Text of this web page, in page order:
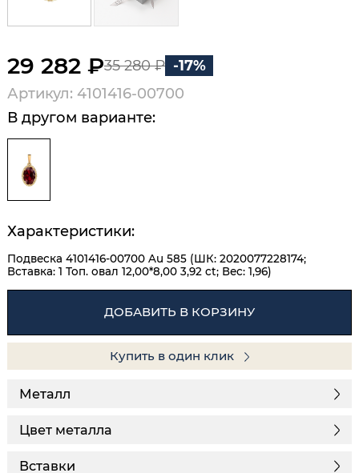
29 282 ₽35 280 ₽ -17%
Артикул: 4101416-00700
В другом варианте:
Характеристики:
Подвеска 4101416-00700 Au 585 (ШК: 2020077228174;
Вставка: 1 Топ. овал 12,00*8,00 3,92 ct; Вес: 1,96)
ДОБАВИТЬ В КОРЗИНУ
Купить в один клик
Металл
Цвет металла
Вставки